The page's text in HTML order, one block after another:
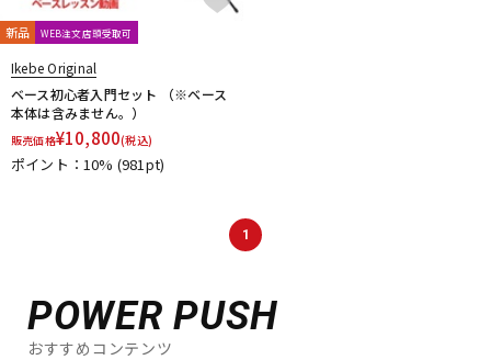
管楽器
アンプ
DJ機器
配信/ライブ機器
新品 WEB注文店頭受取可
Ikebe Original
ベース初心者入門セット （※ベース
本体は含みません。）
販売価格¥10,800(税込)
ポイント：10% (981pt)
1
POWER PUSH
おすすめコンテンツ